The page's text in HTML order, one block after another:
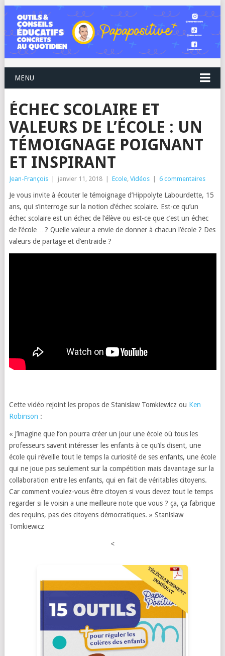
MENU
ÉCHEC SCOLAIRE ET
VALEURS DE L’ÉCOLE : UN
TÉMOIGNAGE POIGNANT
ET INSPIRANT
Jean-François janvier 11, 2018 Ecole, Vidéos 6 commentaires
Je vous invite à écouter le témoignage d’Hippolyte Labourdette, 15
ans, qui s’interroge sur la notion d’échec scolaire. Est-ce qu’un
échec scolaire est un échec de l’élève ou est-ce que c’est un échec
de l’école… ? Quelle valeur a envie de donner à chacun l’école ? Des
valeurs de partage et d’entraide ?
Cette vidéo rejoint les propos de Stanislaw Tomkiewicz ou Ken
Robinson :
« J’imagine que l’on pourra créer un jour une école où tous les
professeurs savent intéresser les enfants à ce qu’ils disent, une
école qui réveille tout le temps la curiosité de ses enfants, une école
qui ne joue pas seulement sur la compétition mais davantage sur la
collaboration entre les enfants, qui en fait de véritables citoyens.
Car comment voulez-vous être citoyen si vous devez tout le temps
regarder si le voisin a une meilleure note que vous ? ça, ça fabrique
des requins, pas des citoyens démocratiques. » Stanislaw
Tomkiewicz
<